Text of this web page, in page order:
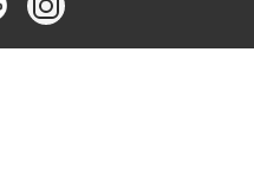
tốt nhất